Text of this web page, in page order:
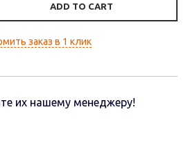
ADD TO CART
заказ в 1 клик
их нашему менеджеру!